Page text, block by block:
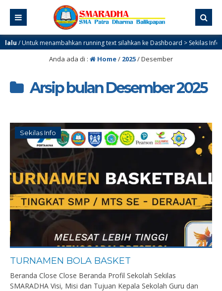
menambahkan running text silahkan ke Dashboard > Sekilas Info
Anda ada di : Home/ 2025/Desember
Arsip bulan Desember 2025
Sekilas Info
TURNAMEN BOLA BASKET
Beranda Close Close Beranda Profil Sekolah Sekilas
SMARADHA Visi, Misi dan Tujuan Kepala Sekolah Guru dan